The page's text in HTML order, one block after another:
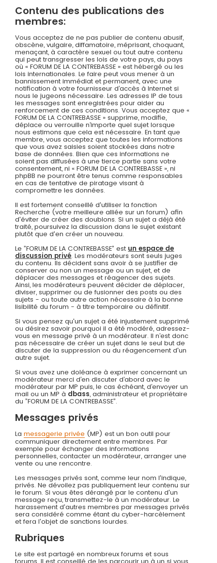
Contenu des publications des
membres:
Vous acceptez de ne pas publier de contenu abusif,
obscène, vulgaire, diffamatoire, méprisant, choquant,
menaçant, à caractère sexuel ou tout autre contenu
qui peut transgresser les lois de votre pays, du pays
où « FORUM DE LA CONTREBASSE » est hébergé ou les
lois internationales. Le faire peut vous mener à un
bannissement immédiat et permanent, avec une
notification à votre fournisseur d’accès à Internet si
nous le jugeons nécessaire. Les adresses IP de tous
les messages sont enregistrées pour aider au
renforcement de ces conditions. Vous acceptez que «
FORUM DE LA CONTREBASSE » supprime, modifie,
déplace ou verrouille n’importe quel sujet lorsque
nous estimons que cela est nécessaire. En tant que
membre, vous acceptez que toutes les informations
que vous avez saisies soient stockées dans notre
base de données. Bien que ces informations ne
soient pas diffusées à une tierce partie sans votre
consentement, ni « FORUM DE LA CONTREBASSE », ni
phpBB ne pourront être tenus comme responsables
en cas de tentative de piratage visant à
compromettre les données.
Il est fortement conseillé d'utiliser la fonction
Recherche (votre meilleure alliée sur un forum) afin
d'éviter de créer des doublons. Si un sujet a déjà été
traité, poursuivez la discussion dans le sujet existant
plutôt que d'en créer un nouveau.
Le ”FORUM DE LA CONTREBASSE” est un espace de
discussion privé. Les modérateurs sont seuls juges
du contenu. Ils décident sans avoir à se justifier de
conserver ou non un message ou un sujet, et de
déplacer des messages et réagencer des sujets.
Ainsi, les modérateurs peuvent décider de déplacer,
diviser, supprimer ou de fusionner des posts ou des
sujets - ou toute autre action nécessaire à la bonne
lisibilité du forum - à titre temporaire ou définitif.
Si vous pensez qu'un sujet a été injustement supprimé
ou désirez savoir pourquoi il a été modéré, adressez-
vous en message privé à un modérateur. Il n’est donc
pas nécessaire de créer un sujet dans le seul but de
discuter de la suppression ou du réagencement d'un
autre sujet.
Si vous avez une doléance à exprimer concernant un
modérateur merci d’en discuter d’abord avec le
modérateur par MP puis, le cas échéant, d’envoyer un
mail ou un MP à dbass, administrateur et propriétaire
du ”FORUM DE LA CONTREBASSE”.
Messages privés
Lamessagerie privée (MP) est un bon outil pour
communiquer directement entre membres. Par
exemple pour échanger des informations
personnelles, contacter un modérateur, arranger une
vente ou une rencontre.
Les messages privés sont, comme leur nom l'indique,
privés. Ne dévoilez pas publiquement leur contenu sur
le forum. Si vous êtes dérangé par le contenu d'un
message reçu, transmettez-le à un modérateur. Le
harassement d'autres membres par messages privés
sera considéré comme étant du cyber-harcèlement
et fera l'objet de sanctions lourdes.
Rubriques
Le site est partagé en nombreux forums et sous